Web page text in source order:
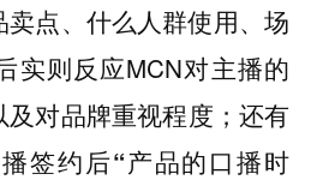
点、什么人群使用、场
实则反应MCN对主播的
对品牌重视程度； 还有
签约后“产品的口播时